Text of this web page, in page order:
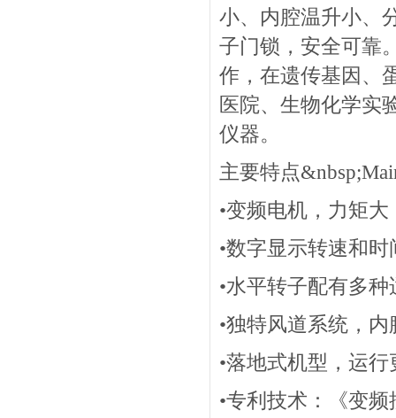
小、内腔温升小、
子门锁，安全可靠
作，在遗传基因、
医院、生物化学实
仪器。
主要特点
•变频电机，力矩
•数字显示转速和时
•水平转子配有多
•独特风道系统，
•落地式机型，运
•专利技术：《变